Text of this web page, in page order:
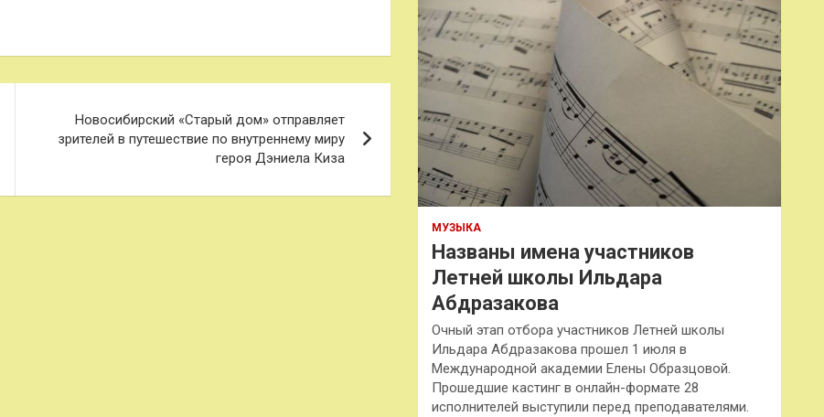
Новосибирский «Старый дом» отправляет
зрителей в путешествие по внутреннему миру
героя Дэниела Киза
МУЗЫКА
Названы имена участников
Летней школы Ильдара
Абдразакова
Очный этап отбора участников Летней школы
Ильдара Абдразакова прошел 1 июля в
Международной академии Елены Образцовой.
Прошедшие кастинг в онлайн-формате 28
исполнителей выступили перед преподавателями.